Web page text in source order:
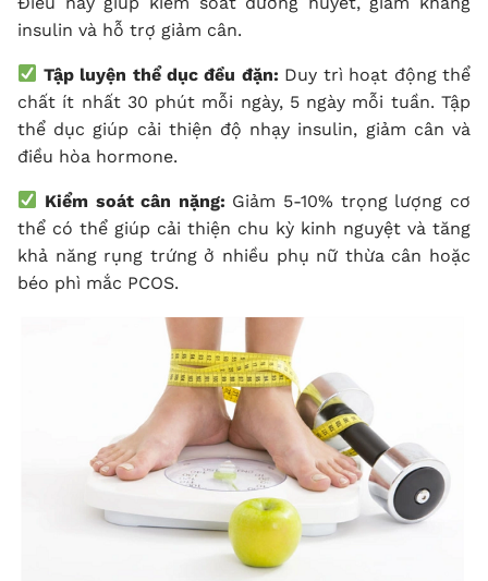
insulin và hỗ trợ giảm cân.
Tập luyện thể dục đều đặn: Duy trì hoạt động thể
chất ít nhất 30 phút mỗi ngày, 5 ngày mỗi tuần. Tập
thể dục giúp cải thiện độ nhạy insulin, giảm cân và
điều hòa hormone.
Kiểm soát cân nặng: Giảm 5-10% trọng lượng cơ
thể có thể giúp cải thiện chu kỳ kinh nguyệt và tăng
khả năng rụng trứng ở nhiều phụ nữ thừa cân hoặc
béo phì mắc PCOS.